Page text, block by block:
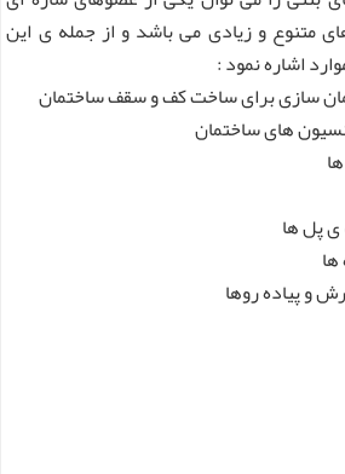
متنوع و زیادی می باشد و از جمله ی این
اشاره نمود :
سازی برای ساخت کف و سقف ساختمان
های ساختمان
پل ها
و پیاده روها